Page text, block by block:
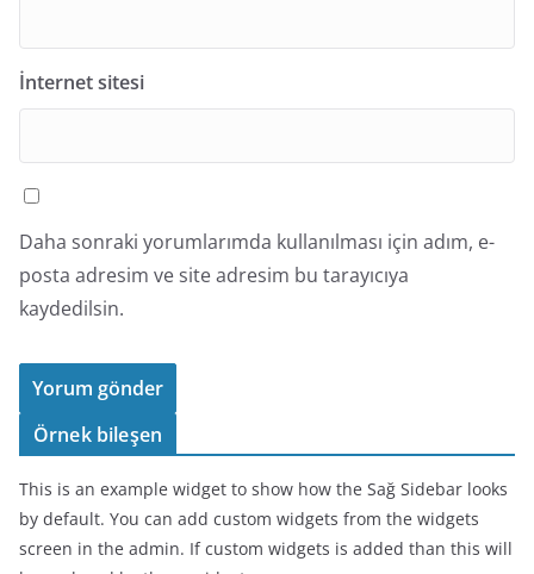
İnternet sitesi
Daha sonraki yorumlarımda kullanılması için adım, e-
posta adresim ve site adresim bu tarayıcıya
kaydedilsin.
Örnek bileşen
This is an example widget to show how the Sağ Sidebar looks
by default. You can add custom widgets from the widgets
screen in the admin. If custom widgets is added than this will